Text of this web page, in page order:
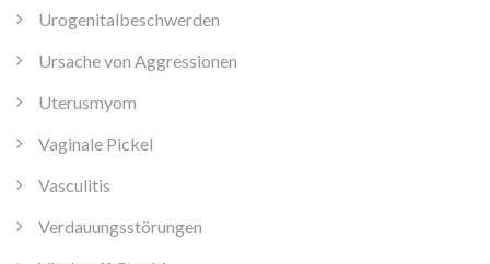
Urogenitalbeschwerden
Ursache von Aggressionen
Uterusmyom
Vaginale Pickel
Vasculitis
Verdauungsstörungen